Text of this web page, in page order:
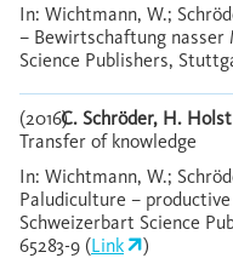
In: Wichtmann, W.;
– Bewirtschaftung nasser
Science Publishers,
(2016)C. Schröder, H. Holst
Transfer of knowledge
In: Wichtmann, W.;
Paludiculture – productive
Schweizerbart Science
65283-9 (Link )